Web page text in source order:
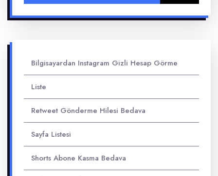
Bilgisayardan Instagram Gizli Hesap Görme
Liste
Retweet Gönderme Hilesi Bedava
Sayfa Listesi
Shorts Abone Kasma Bedava